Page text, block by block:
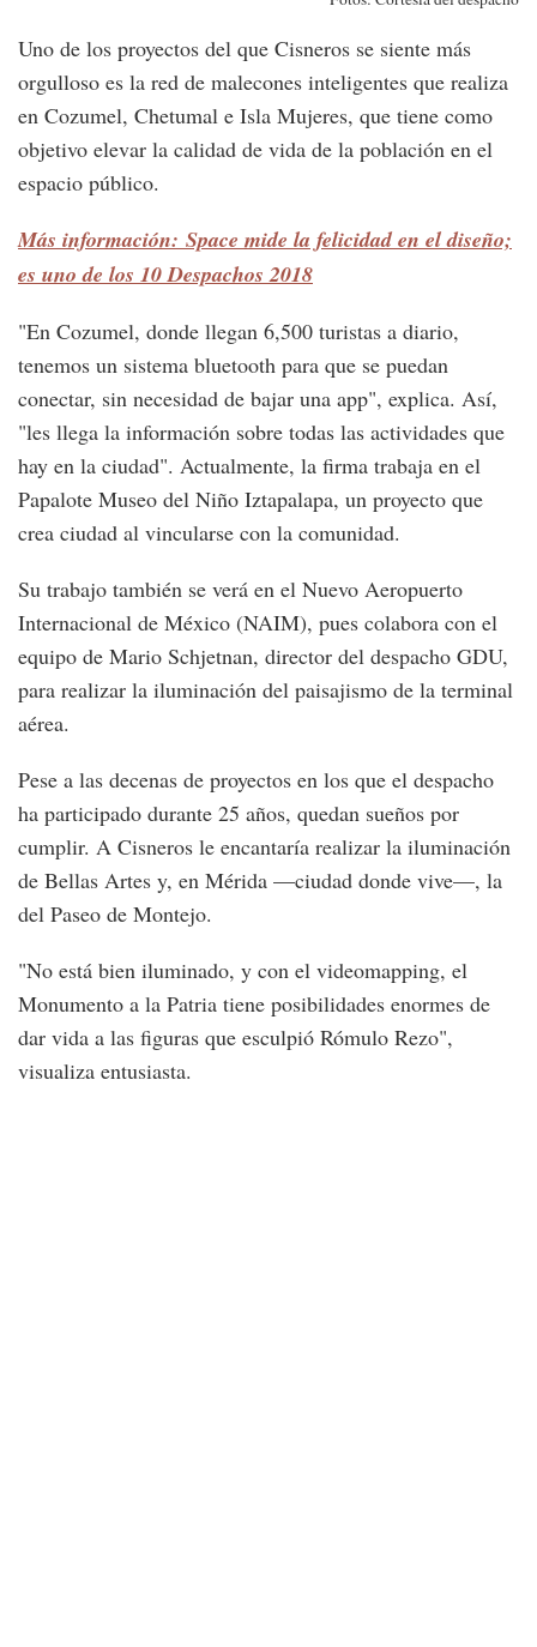
Uno de los proyectos del que Cisneros se siente más
orgulloso es la red de malecones inteligentes que realiza
en Cozumel, Chetumal e Isla Mujeres, que tiene como
objetivo elevar la calidad de vida de la población en el
espacio público.
Más información: Space mide la felicidad en el diseño;
es uno de los 10 Despachos 2018
"En Cozumel, donde llegan 6,500 turistas a diario,
tenemos un sistema bluetooth para que se puedan
conectar, sin necesidad de bajar una app", explica. Así,
"les llega la información sobre todas las actividades que
hay en la ciudad". Actualmente, la firma trabaja en el
Papalote Museo del Niño Iztapalapa, un proyecto que
crea ciudad al vincularse con la comunidad.
Su trabajo también se verá en el Nuevo Aeropuerto
Internacional de México (NAIM), pues colabora con el
equipo de Mario Schjetnan, director del despacho GDU,
para realizar la iluminación del paisajismo de la terminal
aérea.
Pese a las decenas de proyectos en los que el despacho
ha participado durante 25 años, quedan sueños por
cumplir. A Cisneros le encantaría realizar la iluminación
de Bellas Artes y, en Mérida —ciudad donde vive—, la
del Paseo de Montejo.
"No está bien iluminado, y con el videomapping, el
Monumento a la Patria tiene posibilidades enormes de
dar vida a las figuras que esculpió Rómulo Rezo",
visualiza entusiasta.